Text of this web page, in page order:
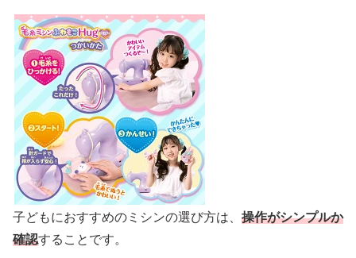
子どもにおすすめのミシンの選び方は、 操作がシンプルか
確認することです。